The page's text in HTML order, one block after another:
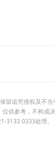
留追究侵权及不
供参考，不构成
3133 0333处理。